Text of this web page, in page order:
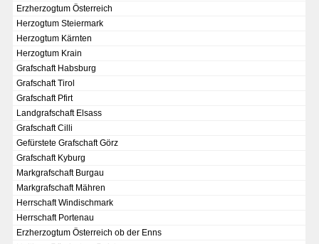
Bildergalerie Topographia Germaniae
Impressum
Wissenswert
Erzherzogtum Österreich
Herzogtum Steiermark
Herzogtum Kärnten
Herzogtum Krain
Grafschaft Habsburg
Grafschaft Tirol
Grafschaft Pfirt
Landgrafschaft Elsass
Grafschaft Cilli
Gefürstete Grafschaft Görz
Grafschaft Kyburg
Markgrafschaft Burgau
Markgrafschaft Mähren
Herrschaft Windischmark
Herrschaft Portenau
Erzherzogtum Österreich ob der Enns